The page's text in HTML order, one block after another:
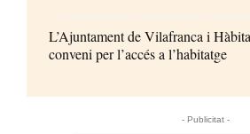
L’Ajuntament de Vilafranca i
conveni per l’accés a l’habitatge
- Publicitat -